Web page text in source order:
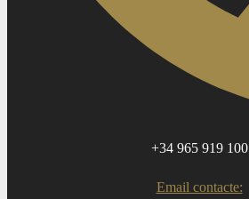
+34 965 919 100
Email contacte: